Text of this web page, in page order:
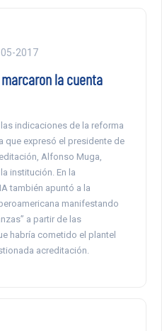
2017
la cuenta
indicaciones de la reforma
que expresó el presidente de
Alfonso Muga,
institución. En la
también apuntó a la
manifestando
a partir de las
habría cometido el plantel
acreditación.